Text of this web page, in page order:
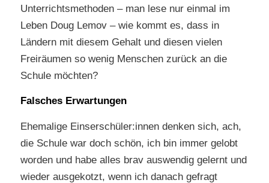
Unterrichtsmethoden – man lese nur einmal im
Leben Doug Lemov – wie kommt es, dass in
Ländern mit diesem Gehalt und diesen vielen
Freiräumen so wenig Menschen zurück an die
Schule möchten?
Falsches Erwartungen
Ehemalige Einserschüler:innen denken sich, ach,
die Schule war doch schön, ich bin immer gelobt
worden und habe alles brav auswendig gelernt und
wieder ausgekotzt, wenn ich danach gefragt